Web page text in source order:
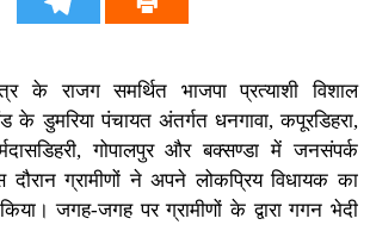
के राजग समर्थित भाजपा प्रत्याशी विशाल
के डुमरिया पंचायत अंतर्गत धनगावा, कपूरडिहरा,
गोपालपुर और बक्सण्डा में जनसंपर्क
ग्रामीणों ने अपने लोकप्रिय विधायक का
जगह-जगह पर ग्रामीणों के द्वारा गगन भेदी